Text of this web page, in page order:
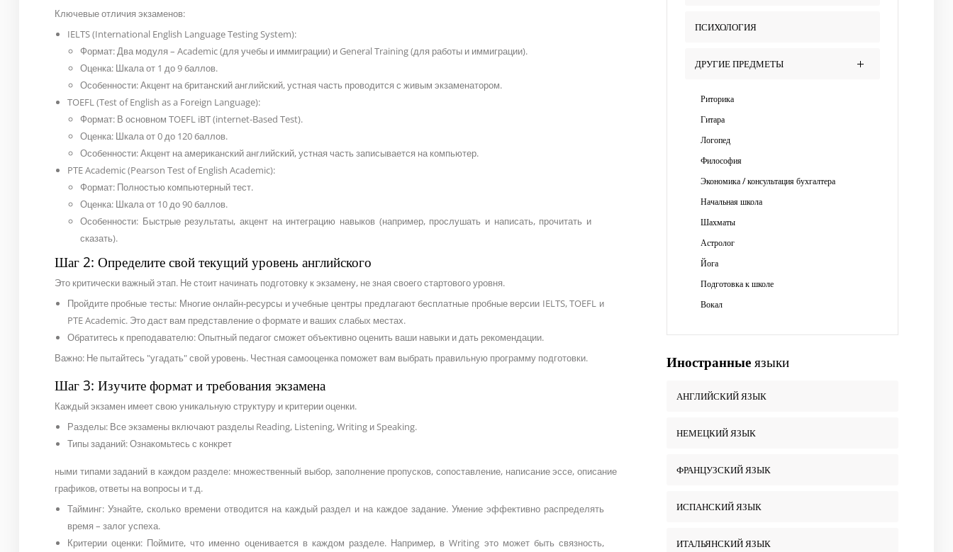
Ключевые отличия экзаменов:
IELTS (International English Language Testing System):
Формат: Два модуля – Academic (для учебы и иммиграции) и General Training (для работы и иммиграции).
Оценка: Шкала от 1 до 9 баллов.
Особенности: Акцент на британский английский, устная часть проводится с живым экзаменатором.
TOEFL (Test of English as a Foreign Language):
Формат: В основном TOEFL iBT (internet-Based Test).
Оценка: Шкала от 0 до 120 баллов.
Особенности: Акцент на американский английский, устная часть записывается на компьютер.
PTE Academic (Pearson Test of English Academic):
Формат: Полностью компьютерный тест.
Оценка: Шкала от 10 до 90 баллов.
Особенности: Быстрые результаты, акцент на интеграцию навыков (например, прослушать и написать, прочитать и
сказать).
Шаг 2: Определите свой текущий уровень английского
Это критически важный этап. Не стоит начинать подготовку к экзамену, не зная своего стартового уровня.
Пройдите пробные тесты: Многие онлайн-ресурсы и учебные центры предлагают бесплатные пробные версии IELTS, TOEFL и
PTE Academic. Это даст вам представление о формате и ваших слабых местах.
Обратитесь к преподавателю: Опытный педагог сможет объективно оценить ваши навыки и дать рекомендации.
Важно: Не пытайтесь "угадать" свой уровень. Честная самооценка поможет вам выбрать правильную программу подготовки.
Шаг 3: Изучите формат и требования экзамена
Каждый экзамен имеет свою уникальную структуру и критерии оценки.
Разделы: Все экзамены включают разделы Reading, Listening, Writing и Speaking.
Типы заданий: Ознакомьтесь с конкрет
ными типами заданий в каждом разделе: множественный выбор, заполнение пропусков, сопоставление, написание эссе, описание
графиков, ответы на вопросы и т.д.
Тайминг: Узнайте, сколько времени отводится на каждый раздел и на каждое задание. Умение эффективно распределять
время – залог успеха.
Критерии оценки: Поймите, что именно оценивается в каждом разделе. Например, в Writing это может быть связность,
ПСИХОЛОГИЯ
ДРУГИЕ ПРЕДМЕТЫ
Риторика
Гитара
Логопед
Философия
Экономика / консультация бухгалтера
Начальная школа
Шахматы
Астролог
Йога
Подготовка к школе
Вокал
Иностранныеязыки
АНГЛИЙСКИЙ ЯЗЫК
НЕМЕЦКИЙ ЯЗЫК
ФРАНЦУЗСКИЙ ЯЗЫК
ИСПАНСКИЙ ЯЗЫК
ИТАЛЬЯНСКИЙ ЯЗЫК